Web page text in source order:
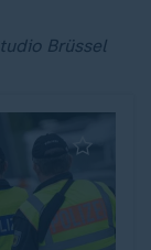
Brüssel